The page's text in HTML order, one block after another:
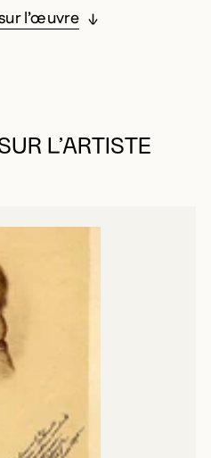
l’œuvre
L’ARTISTE